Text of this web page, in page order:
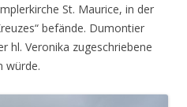
St. Maurice, in der
befände. Dumontier
hl. Veronika zugeschriebene
würde.